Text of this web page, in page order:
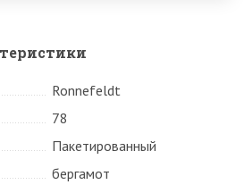
Ronnefeldt
78
Пакетированный
бергамот